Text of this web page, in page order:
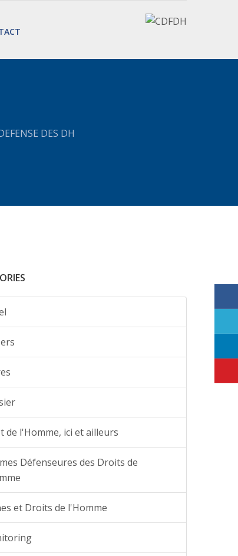
DES DH
de l'Homme, ici et ailleurs
Défenseures des Droits de
et Droits de l'Homme